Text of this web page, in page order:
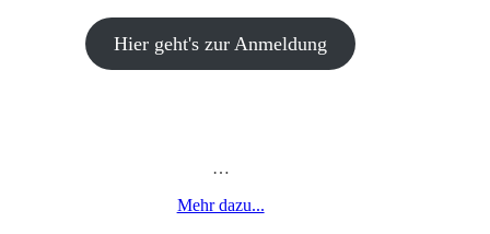
Hier geht's zur Anmeldung
…
Mehr dazu...